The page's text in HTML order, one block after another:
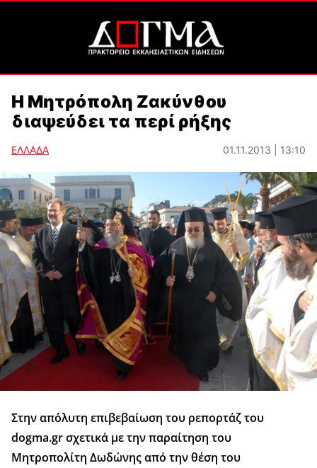
Η Μητρόπολη Ζακύνθου
διαψεύδει τα περί ρήξης
ΕΛΛΑΔΑ 01.11.2013 | 13:10
Στην απόλυτη επιβεβαίωση του ρεπορτάζ του
dogma.gr σχετικά με την παραίτηση του
Μητροπολίτη Δωδώνης από την θέση του